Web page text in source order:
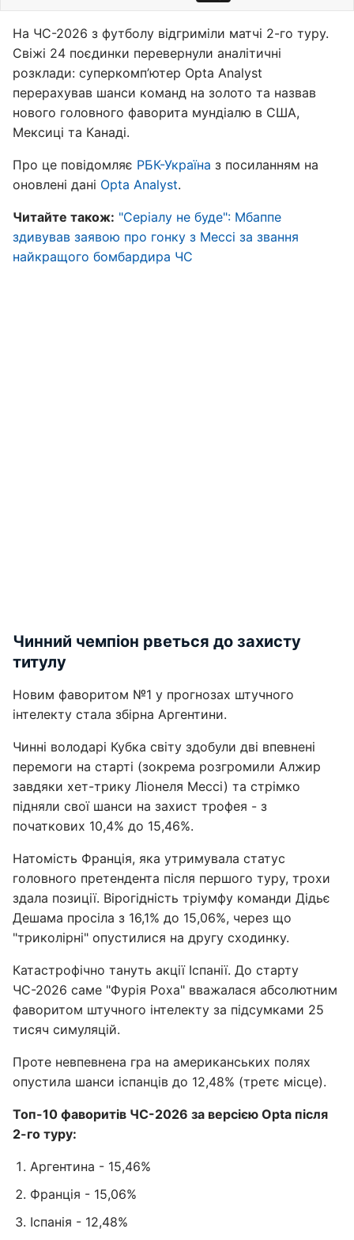
На ЧС-2026 з футболу відгриміли матчі 2-го туру.
Свіжі 24 поєдинки перевернули аналітичні
розклади: суперкомп’ютер Opta Analyst
перерахував шанси команд на золото та назвав
нового головного фаворита мундіалю в США,
Мексиці та Канаді.
Про це повідомляє РБК-Україна з посиланням на
оновлені дані Opta Analyst.
Читайте також: "Серіалу не буде": Мбаппе
здивував заявою про гонку з Мессі за звання
найкращого бомбардира ЧС
Чинний чемпіон рветься до захисту
титулу
Новим фаворитом №1 у прогнозах штучного
інтелекту стала збірна Аргентини.
Чинні володарі Кубка світу здобули дві впевнені
перемоги на старті (зокрема розгромили Алжир
завдяки хет-трику Ліонеля Мессі) та стрімко
підняли свої шанси на захист трофея - з
початкових 10,4% до 15,46%.
Натомість Франція, яка утримувала статус
головного претендента після першого туру, трохи
здала позиції. Вірогідність тріумфу команди Дідьє
Дешама просіла з 16,1% до 15,06%, через що
"триколірні" опустилися на другу сходинку.
Катастрофічно тануть акції Іспанії. До старту
ЧС-2026 саме "Фурія Роха" вважалася абсолютним
фаворитом штучного інтелекту за підсумками 25
тисяч симуляцій.
Проте невпевнена гра на американських полях
опустила шанси іспанців до 12,48% (третє місце).
Топ-10 фаворитів ЧС-2026 за версією Opta після
2-го туру:
Аргентина - 15,46%
Франція - 15,06%
Іспанія - 12,48%